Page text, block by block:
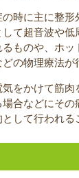
時に主に整形
て超音波や低
るものや、ホッ
の物理療法が
気をかけて筋
合などにその
して行われる